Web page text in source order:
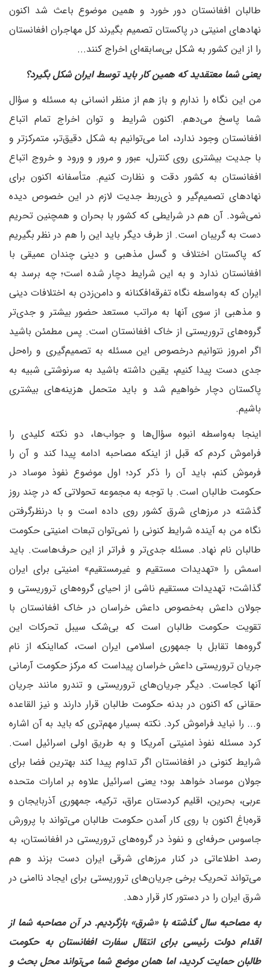
طالبان افغانستان دور خورد و همین موضوع باعث شد اکنون
نهادهای امنیتی در پاکستان تصمیم بگیرند کل مهاجران افغانستان
را از این کشور به شکل بی‌سابقه‌ای اخراج کنند...
‌یعنی شما معتقدید که همین کار باید توسط ایران شکل بگیرد؟
من این نگاه را ندارم و باز هم از منظر انسانی به مسئله و سؤال
شما پاسخ می‌دهم. اکنون شرایط و توان اخراج تمام اتباع
افغانستان وجود ندارد، اما می‌توانیم به شکل دقیق‌تر، متمرکزتر و
با جدیت بیشتری روی کنترل، عبور و مرور و ورود و خروج اتباع
افغانستان به کشور دقت و نظارت کنیم. متأسفانه اکنون برای
نهادهای تصمیم‌گیر و ذی‌ربط جدیت لازم در این خصوص دیده
نمی‌شود. آن هم در شرایطی که کشور با بحران و همچنین تحریم
دست به گریبان است. از طرف دیگر باید این را هم در نظر بگیریم
که پاکستان اختلاف و گسل مذهبی و دینی چندان عمیقی با
افغانستان ندارد و به این شرایط دچار شده است؛ چه برسد به
ایران که به‌واسطه نگاه تفرقه‌افکنانه و دامن‌زدن به اختلافات دینی
و مذهبی از سوی آنها به مراتب مستعد حضور بیشتر و جدی‌تر
گروه‌های تروریستی از خاک افغانستان است. پس مطمئن باشید
اگر امروز نتوانیم درخصوص این مسئله به تصمیم‌گیری و راه‌حل
جدی دست پیدا کنیم، یقین داشته باشید به سرنوشتی شبیه به
پاکستان دچار خواهیم شد و باید متحمل هزینه‌های بیشتری
باشیم.
اینجا به‌واسطه انبوه سؤال‌ها و جواب‌ها، دو نکته کلیدی را
فراموش کردم که قبل از اینکه مصاحبه ادامه پیدا کند و آن را
فرموش کنم، باید آن را ذکر کرد؛ اول موضوع نفوذ موساد در
حکومت طالبان است. با توجه به مجموعه تحولاتی که در چند روز
گذشته در مرزهای شرق کشور روی داده است و با درنظرگرفتن
نگاه من به آینده شرایط کنونی را نمی‌توان تبعات امنیتی حکومت
طالبان نام نهاد. مسئله جدی‌تر و فراتر از این حرف‌هاست. باید
اسمش را «تهدیدات مستقیم و غیرمستقیم» امنیتی برای ایران
گذاشت؛ تهدیدات مستقیم ناشی از احیای گروه‌های تروریستی و
جولان داعش به‌خصوص داعش خراسان در خاک افغانستان با
تقویت حکومت طالبان است که بی‌شک سیبل تحرکات این
گروه‌ها تقابل با جمهوری اسلامی ایران است، کمااینکه از نام
جریان تروریستی داعش خراسان پیداست که مرکز حکومت آرمانی
آنها کجاست. دیگر جریان‌های تروریستی و تندرو مانند جریان
حقانی که اکنون در بدنه حکومت طالبان قرار دارند و نیز القاعده
و... را نباید فراموش کرد. نکته بسیار مهم‌تری که باید به آن اشاره
کرد مسئله نفوذ امنیتی آمریکا و به طریق اولی اسرائیل است.
شرایط کنونی در افغانستان اگر تداوم پیدا کند بهترین فضا برای
جولان موساد خواهد بود؛ یعنی اسرائیل علاوه بر امارات متحده
عربی، بحرین، اقلیم کردستان عراق، ترکیه، جمهوری آذربایجان و
قره‌باغ اکنون با روی کار آمدن حکومت طالبان می‌تواند با پرورش
جاسوس حرفه‌ای و نفوذ در گروه‌های تروریستی در افغانستان، به
رصد اطلاعاتی در کنار مرزهای شرقی ایران دست بزند و هم
می‌تواند تحریک برخی جریان‌های تروریستی برای ایجاد ناامنی در
شرق ایران را در دستور کار قرار دهد.
‌به مصاحبه سال گذشته با «شرق» بازگردیم. در آن مصاحبه شما از
اقدام دولت رئیسی برای انتقال سفارت افغانستان به حکومت
طالبان حمایت کردید، اما همان موضع شما می‌تواند محل بحث و